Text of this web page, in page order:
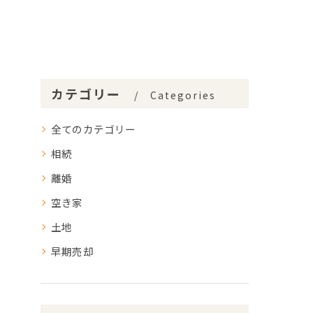
カテゴリー Categories
全てのカテゴリー
相続
離婚
空き家
土地
早期売却